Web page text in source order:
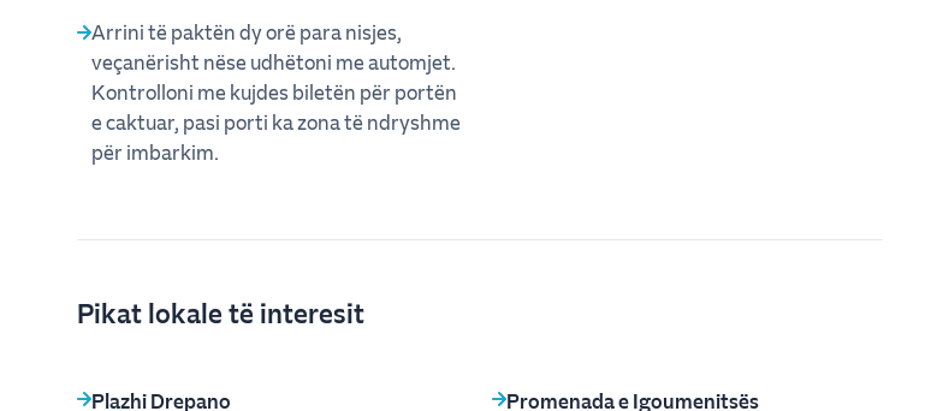
Arrini të paktën dy orë para nisjes,
veçanërisht nëse udhëtoni me automjet.
Kontrolloni me kujdes biletën për portën
e caktuar, pasi porti ka zona të ndryshme
për imbarkim.
Pikat lokale të interesit
Plazhi Drepano
Promenada e Igoumenitsës